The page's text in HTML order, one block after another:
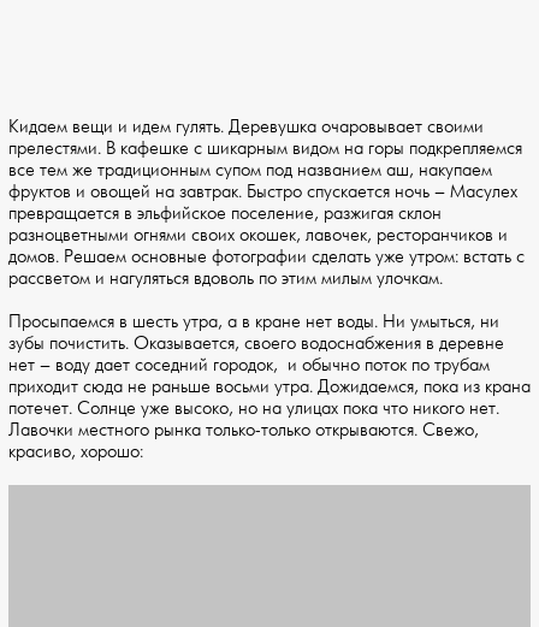
Кидаем вещи и идем гулять. Деревушка очаровывает своими
прелестями. В кафешке с шикарным видом на горы подкрепляемся
все тем же традиционным супом под названием аш, накупаем
фруктов и овощей на завтрак. Быстро спускается ночь – Масулех
превращается в эльфийское поселение, разжигая склон
разноцветными огнями своих окошек, лавочек, ресторанчиков и
домов. Решаем основные фотографии сделать уже утром: встать с
рассветом и нагуляться вдоволь по этим милым улочкам.
Просыпаемся в шесть утра, а в кране нет воды. Ни умыться, ни
зубы почистить. Оказывается, своего водоснабжения в деревне
нет – воду дает соседний городок, и обычно поток по трубам
приходит сюда не раньше восьми утра. Дожидаемся, пока из крана
потечет. Солнце уже высоко, но на улицах пока что никого нет.
Лавочки местного рынка только-только открываются. Свежо,
красиво, хорошо: